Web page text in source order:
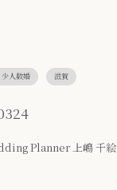
人数婚 滋賀
Planner 上嶋 千絵